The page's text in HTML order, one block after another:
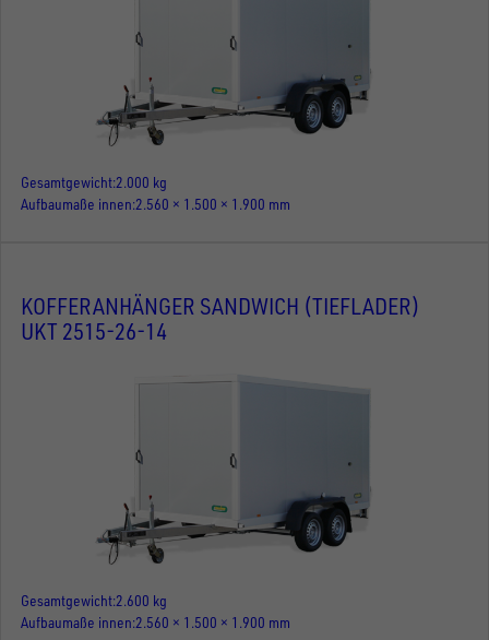
Gesamtgewicht2.000 kg
Aufbaumaße innen 2.560 × 1.500 × 1.900 mm
KOFFERANHÄNGER SANDWICH (TIEFLADER)
UKT 2515-26-14
Gesamtgewicht 2.600 kg
Aufbaumaße innen 2.560 × 1.500 × 1.900 mm